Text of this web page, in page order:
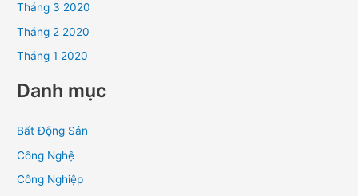
Tháng 3 2020
Tháng 2 2020
Tháng 1 2020
Danh mục
Bất Động Sản
Công Nghệ
Công Nghiệp